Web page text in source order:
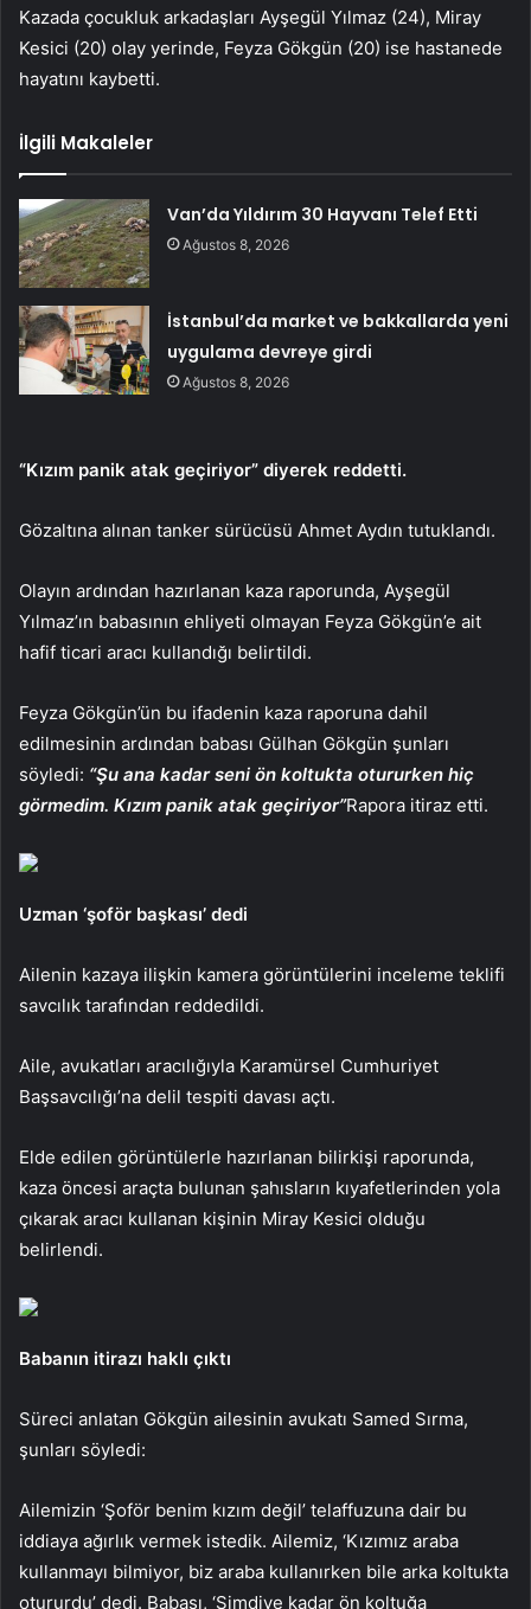
Kazada çocukluk arkadaşları Ayşegül Yılmaz (24), Miray
Kesici (20) olay yerinde, Feyza Gökgün (20) ise hastanede
hayatını kaybetti.
İlgili Makaleler
Van’da Yıldırım 30 Hayvanı Telef Etti
Ağustos 8, 2026
İstanbul’da market ve bakkallarda yeni
uygulama devreye girdi
Ağustos 8, 2026
“Kızım panik atak geçiriyor” diyerek reddetti.
Gözaltına alınan tanker sürücüsü Ahmet Aydın tutuklandı.
Olayın ardından hazırlanan kaza raporunda, Ayşegül
Yılmaz’ın babasının ehliyeti olmayan Feyza Gökgün’e ait
hafif ticari aracı kullandığı belirtildi.
Feyza Gökgün’ün bu ifadenin kaza raporuna dahil
edilmesinin ardından babası Gülhan Gökgün şunları
söyledi: “Şu ana kadar seni ön koltukta otururken hiç
görmedim. Kızım panik atak geçiriyor”Rapora itiraz etti.
Uzman ‘şoför başkası’ dedi
Ailenin kazaya ilişkin kamera görüntülerini inceleme teklifi
savcılık tarafından reddedildi.
Aile, avukatları aracılığıyla Karamürsel Cumhuriyet
Başsavcılığı’na delil tespiti davası açtı.
Elde edilen görüntülerle hazırlanan bilirkişi raporunda,
kaza öncesi araçta bulunan şahısların kıyafetlerinden yola
çıkarak aracı kullanan kişinin Miray Kesici olduğu
belirlendi.
Babanın itirazı haklı çıktı
Süreci anlatan Gökgün ailesinin avukatı Samed Sırma,
şunları söyledi:
Ailemizin ‘Şoför benim kızım değil’ telaffuzuna dair bu
iddiaya ağırlık vermek istedik. Ailemiz, ‘Kızımız araba
kullanmayı bilmiyor, biz araba kullanırken bile arka koltukta
otururdu’ dedi. Babası, ‘Şimdiye kadar ön koltuğa